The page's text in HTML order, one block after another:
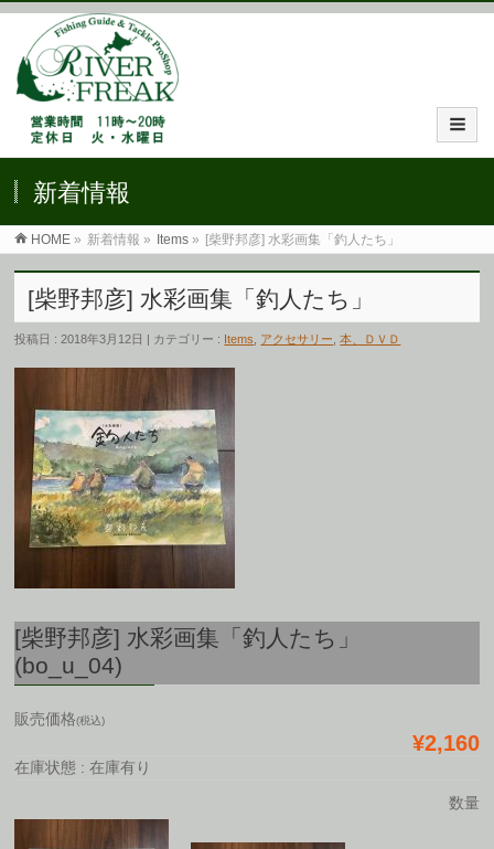
新着情報
HOME » 新着情報 » Items » [柴野邦彦] 水彩画集「釣人たち」
[柴野邦彦] 水彩画集「釣人たち」
投稿日 : 2018年3月12日 | カテゴリー : Items アクセサリー ,本、ＤＶＤ
[柴野邦彦] 水彩画集「釣人たち」
(bo_u_04)
販売価格(税込)
¥2,160
在庫状態 : 在庫有り
数量